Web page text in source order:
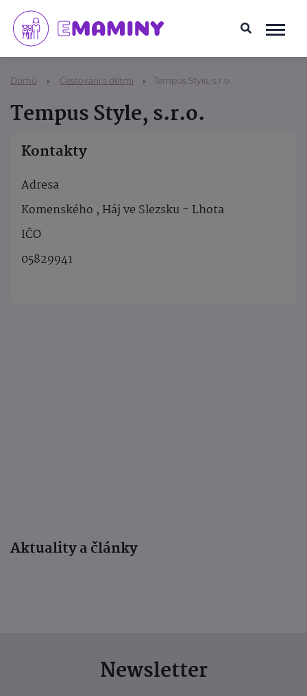
Domů Cestování s dětmi Tempus Style, s.r.o.
Tempus Style, s.r.o.
Kontakty
Adresa
Komenského , Háj ve Slezsku - Lhota
IČO
05829941
Aktuality a články
Newsletter